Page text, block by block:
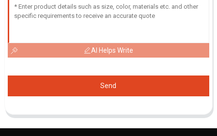
AI Helps Write
Send